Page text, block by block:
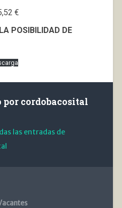
€
POSIBILIDAD DE
por cordobacosital
las entradas de